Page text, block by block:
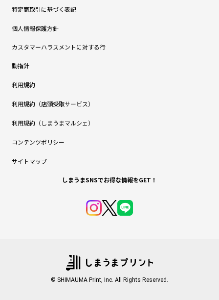
特定商取引に基づく表記
個人情報保護方針
カスタマーハラスメントに対する行
動指針
利用規約
利用規約（店頭受取サービス）
利用規約（しまうまマルシェ）
コンテンツポリシー
サイトマップ
しまうまSNSでお得な情報をGET！
© SHIMAUMA Print, Inc. All Rights Reserved.